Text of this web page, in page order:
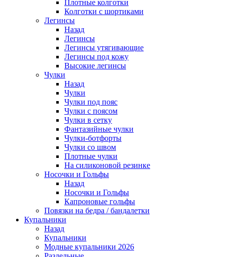
Плотные колготки
Колготки с шортиками
Легинсы
Назад
Легинсы
Легинсы утягивающие
Легинсы под кожу
Высокие легинсы
Чулки
Назад
Чулки
Чулки под пояс
Чулки с поясом
Чулки в сетку
Фантазийные чулки
Чулки-ботфорты
Чулки со швом
Плотные чулки
На силиконовой резинке
Носочки и Гольфы
Назад
Носочки и Гольфы
Капроновые гольфы
Повязки на бедра / бандалетки
Купальники
Назад
Купальники
Модные купальники 2026